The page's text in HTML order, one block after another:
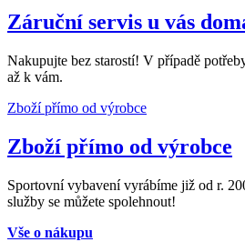
Záruční servis u vás
Nakupujte bez starostí! V případě
až k vám.
Zboží přímo od výrobce
Zboží přímo od výrobce
Sportovní vybavení vyrábíme již od r.
služby se můžete spolehnout!
Vše o nákupu